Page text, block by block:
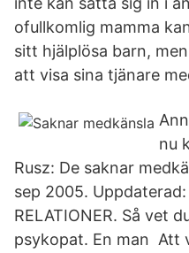
ofullkomlig mamma
sitt hjälplösa barn,
att visa sina tjänare
nu
Rusz: De saknar
sep 2005. Uppdaterad:
RELATIONER. Så vet
psykopat. En man Att